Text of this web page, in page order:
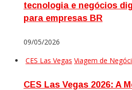
tecnologia e negócios
para empresas BR
09/05/2026
CES Las Vegas Viagem de
CES Las Vegas 2026: A